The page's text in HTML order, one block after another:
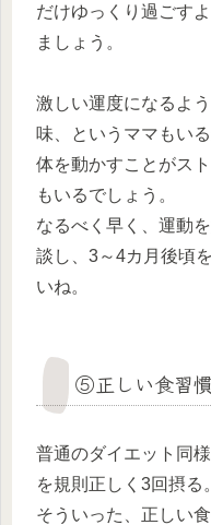
だけゆっくり過ごす
ましょう。
激しい運度になるよ
味、というママもい
体を動かすことがス
もいるでしょう。
なるべく早く、運動
談し、3～4カ月後頃
いね。
⑤正しい食習慣
普通のダイエット同
を規則正しく3回摂る。
そういった、正しい